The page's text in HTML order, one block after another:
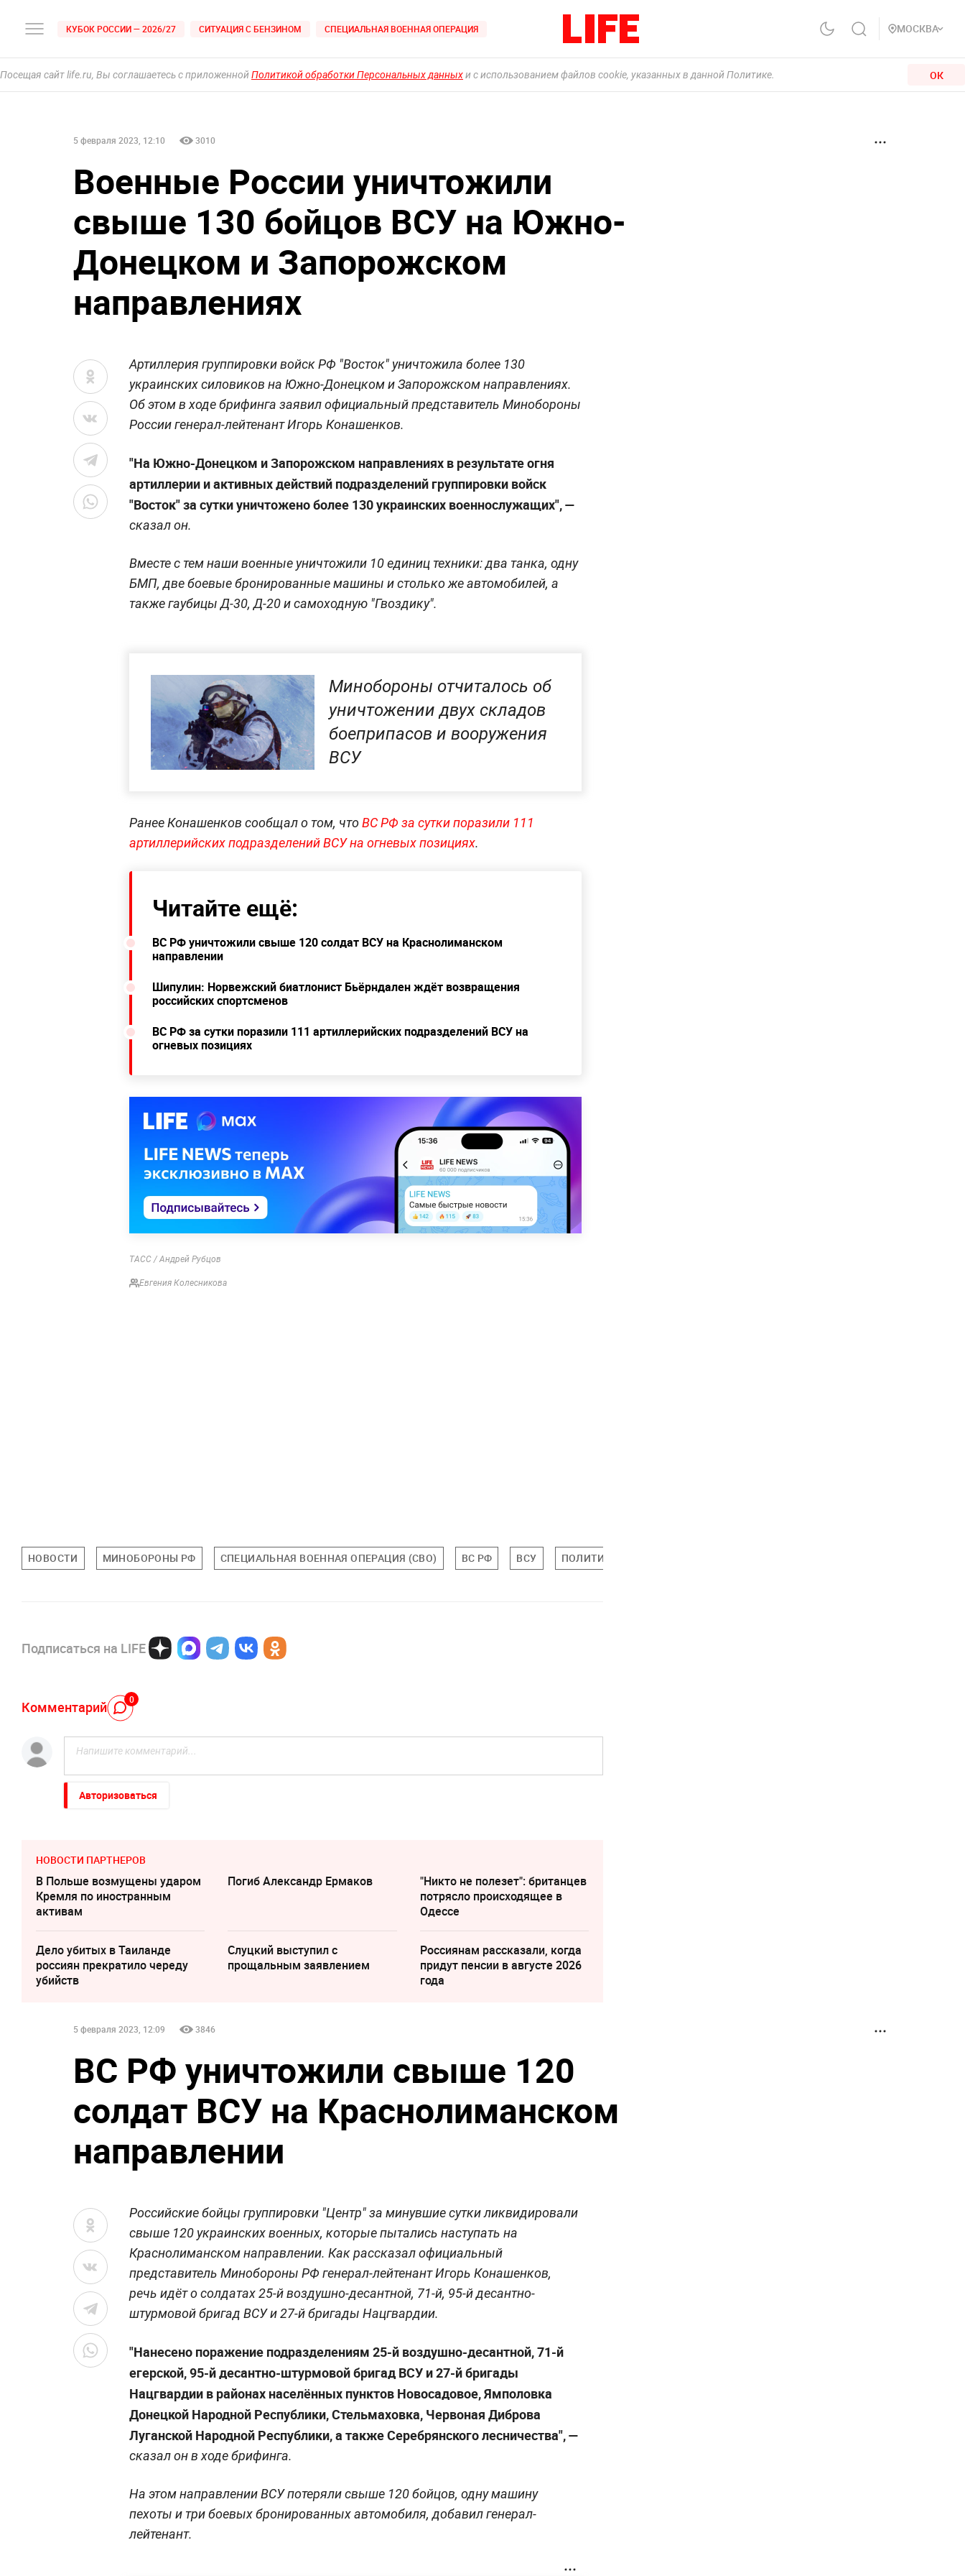
КУБОК РОССИИ — 2026/27 СИТУАЦИЯ С БЕНЗИНОМ СПЕЦИАЛЬНАЯ ВОЕННАЯ ОПЕРАЦИЯ МОСКВА
Посещая сайт life.ru, Вы соглашаетесь с приложеннойПолитикой обработки Персональных данныхи с использованием файлов cookie, указанных в данной Политике. ОК
5 февраля 2023, 12:10 3010
Военные России уничтожили
свыше 130 бойцов ВСУ на Южно-
Донецком и Запорожском
направлениях
Артиллерия группировки войск РФ "Восток" уничтожила более 130
украинских силовиков на Южно-Донецком и Запорожском направлениях.
Об этом в ходе брифинга заявил официальный представитель Минобороны
России генерал-лейтенант Игорь Конашенков.
"На Южно-Донецком и Запорожском направлениях в результате огня
артиллерии и активных действий подразделений группировки войск
"Восток" за сутки уничтожено более 130 украинских военнослужащих", —
сказал он.
Вместе с тем наши военные уничтожили 10 единиц техники: два танка, одну
БМП, две боевые бронированные машины и столько же автомобилей, а
также гаубицы Д-30, Д-20 и самоходную "Гвоздику".
Минобороны отчиталось об
уничтожении двух складов
боеприпасов и вооружения
ВСУ
Ранее Конашенков сообщал о том, чтоВС РФ за сутки поразили 111
артиллерийских подразделений ВСУ на огневых позициях.
Читайте ещё:
ВС РФ уничтожили свыше 120 солдат ВСУ на Краснолиманском
направлении
Шипулин: Норвежский биатлонист Бьёрндален ждёт возвращения
российских спортсменов
ВС РФ за сутки поразили 111 артиллерийских подразделений ВСУ на
огневых позициях
ТАСС / Андрей Рубцов
Евгения Колесникова
НОВОСТИ МИНОБОРОНЫ РФ СПЕЦИАЛЬНАЯ ВОЕННАЯ ОПЕРАЦИЯ (СВО) ВС РФ ВСУ ПОЛИТИКА РОССИИ
Подписаться на LIFE
Комментарий 0
Авторизоваться
НОВОСТИ ПАРТНЕРОВ
В Польше возмущены ударом
Кремля по иностранным
активам
Погиб Александр Ермаков
"Никто не полезет": британцев
потрясло происходящее в
Одессе
Дело убитых в Таиланде
россиян прекратило череду
убийств
Слуцкий выступил с
прощальным заявлением
Россиянам рассказали, когда
придут пенсии в августе 2026
года
5 февраля 2023, 12:09 3846
ВС РФ уничтожили свыше 120
солдат ВСУ на Краснолиманском
направлении
Российские бойцы группировки "Центр" за минувшие сутки ликвидировали
свыше 120 украинских военных, которые пытались наступать на
Краснолиманском направлении. Как рассказал официальный
представитель Минобороны РФ генерал-лейтенант Игорь Конашенков,
речь идёт о солдатах 25-й воздушно-десантной, 71-й, 95-й десантно-
штурмовой бригад ВСУ и 27-й бригады Нацгвардии.
"Нанесено поражение подразделениям 25-й воздушно-десантной, 71-й
егерской, 95-й десантно-штурмовой бригад ВСУ и 27-й бригады
Нацгвардии в районах населённых пунктов Новосадовое, Ямполовка
Донецкой Народной Республики, Стельмаховка, Червоная Диброва
Луганской Народной Республики, а также Серебрянского лесничества", —
сказал он в ходе брифинга.
На этом направлении ВСУ потеряли свыше 120 бойцов, одну машину
пехоты и три боевых бронированных автомобиля, добавил генерал-
лейтенант.